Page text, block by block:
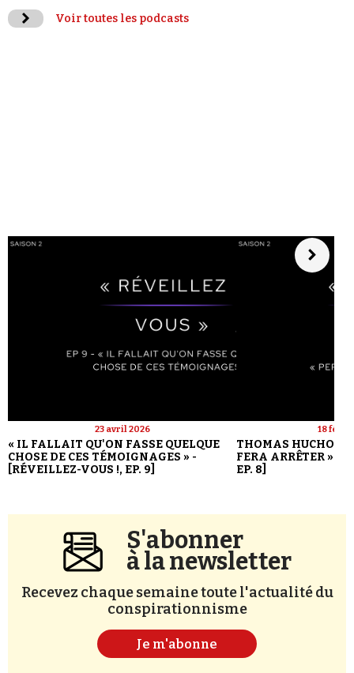
Voir toutes les podcasts
23 avril 2026
« IL FALLAIT QU'ON FASSE QUELQUE
CHOSE DE CES TÉMOIGNAGES » -
[RÉVEILLEZ-VOUS !, EP. 9]
18
THOMAS HUCHON :
FERA ARRÊTER » -
EP. 8]
S'abonner
à la newsletter
Recevez chaque semaine toute l'actualité du
conspirationnisme
Je m'abonne